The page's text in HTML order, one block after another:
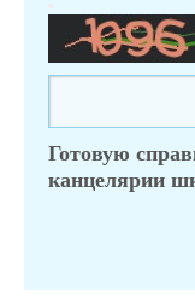
Готовую
канцелярии